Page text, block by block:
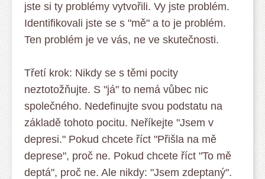
jste si ty problémy vytvořili. Vy jste problém.
Identifikovali jste se s "mě" a to je problém.
Ten problém je ve vás, ne ve skutečnosti.
Třetí krok: Nikdy se s těmi pocity
neztotožňujte. S "já" to nemá vůbec nic
společného. Nedefinujte svou podstatu na
základě tohoto pocitu. Neříkejte "Jsem v
depresi." Pokud chcete říct "Přišla na mě
deprese", proč ne. Pokud chcete říct "To mě
deptá", proč ne. Ale nikdy: "Jsem zdeptaný".